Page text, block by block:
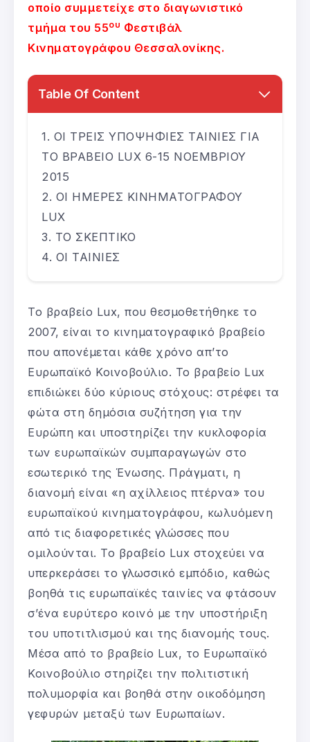
οποίο συμμετείχε στο διαγωνιστικό
τμήμα του 55ου Φεστιβάλ
Κινηματογράφου Θεσσαλονίκης.
Table Of Content
ΟΙ ΤΡΕΙΣ ΥΠΟΨΗΦΙΕΣ ΤΑΙΝΙΕΣ ΓΙΑ
ΤΟ ΒΡΑΒΕΙΟ LUX 6-15 ΝΟΕΜΒΡΙΟΥ
2015
ΟΙ ΗΜΕΡΕΣ ΚΙΝΗΜΑΤΟΓΡΑΦΟΥ
LUX
ΤΟ ΣΚΕΠΤΙΚΟ
ΟΙ ΤΑΙΝΙΕΣ
Το βραβείο Lux, που θεσμοθετήθηκε το
2007, είναι το κινηματογραφικό βραβείο
που απονέμεται κάθε χρόνο απ’το
Ευρωπαϊκό Κοινοβούλιο. Το βραβείο Lux
επιδιώκει δύο κύριους στόχους: στρέφει τα
φώτα στη δημόσια συζήτηση για την
Ευρώπη και υποστηρίζει την κυκλοφορία
των ευρωπαϊκών συμπαραγωγών στο
εσωτερικό της Ένωσης. Πράγματι, η
διανομή είναι «η αχίλλειος πτέρνα» του
ευρωπαϊκού κινηματογράφου, κωλυόμενη
από τις διαφορετικές γλώσσες που
ομιλούνται. Το βραβείο Lux στοχεύει να
υπερκεράσει το γλωσσικό εμπόδιο, καθώς
βοηθά τις ευρωπαϊκές ταινίες να φτάσουν
σ’ένα ευρύτερο κοινό με την υποστήριξη
του υποτιτλισμού και της διανομής τους.
Μέσα από το βραβείο Lux, το Ευρωπαϊκό
Κοινοβούλιο στηρίζει την πολιτιστική
πολυμορφία και βοηθά στην οικοδόμηση
γεφυρών μεταξύ των Ευρωπαίων.